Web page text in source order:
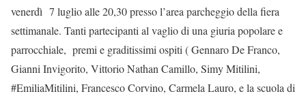
venerdì 7 luglio alle 20,30 presso l’area parcheggio della fiera
settimanale. Tanti partecipanti al vaglio di una giuria popolare e
parrocchiale, premi e graditissimi ospiti ( Gennaro De Franco,
Gianni Invigorito, Vittorio Nathan Camillo, Simy Mitilini,
#EmiliaMitilini, Francesco Corvino, Carmela Lauro, e la scuola di